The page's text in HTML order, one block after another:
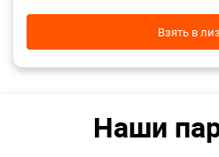
Взять в
Наши